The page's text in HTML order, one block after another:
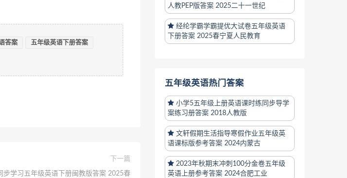
答案 五年级英语下册答案
下一篇
步学习五年级英语下册闽教版答案 2025春
人教PEP版答案 2025二十一世纪
经纶学霸学霸提优大试卷五年级英语
下册答案 2025春宁夏人民教育
五年级英语热门答案
小学5五年级上册英语课时练同步导学
案练习册答案 2018人教版
文轩假期生活指导寒假作业五年级英
语课标版参考答案 2024内蒙古
2023年秋期末冲刺100分金卷五年级
英语上册参考答案 2024合肥工业